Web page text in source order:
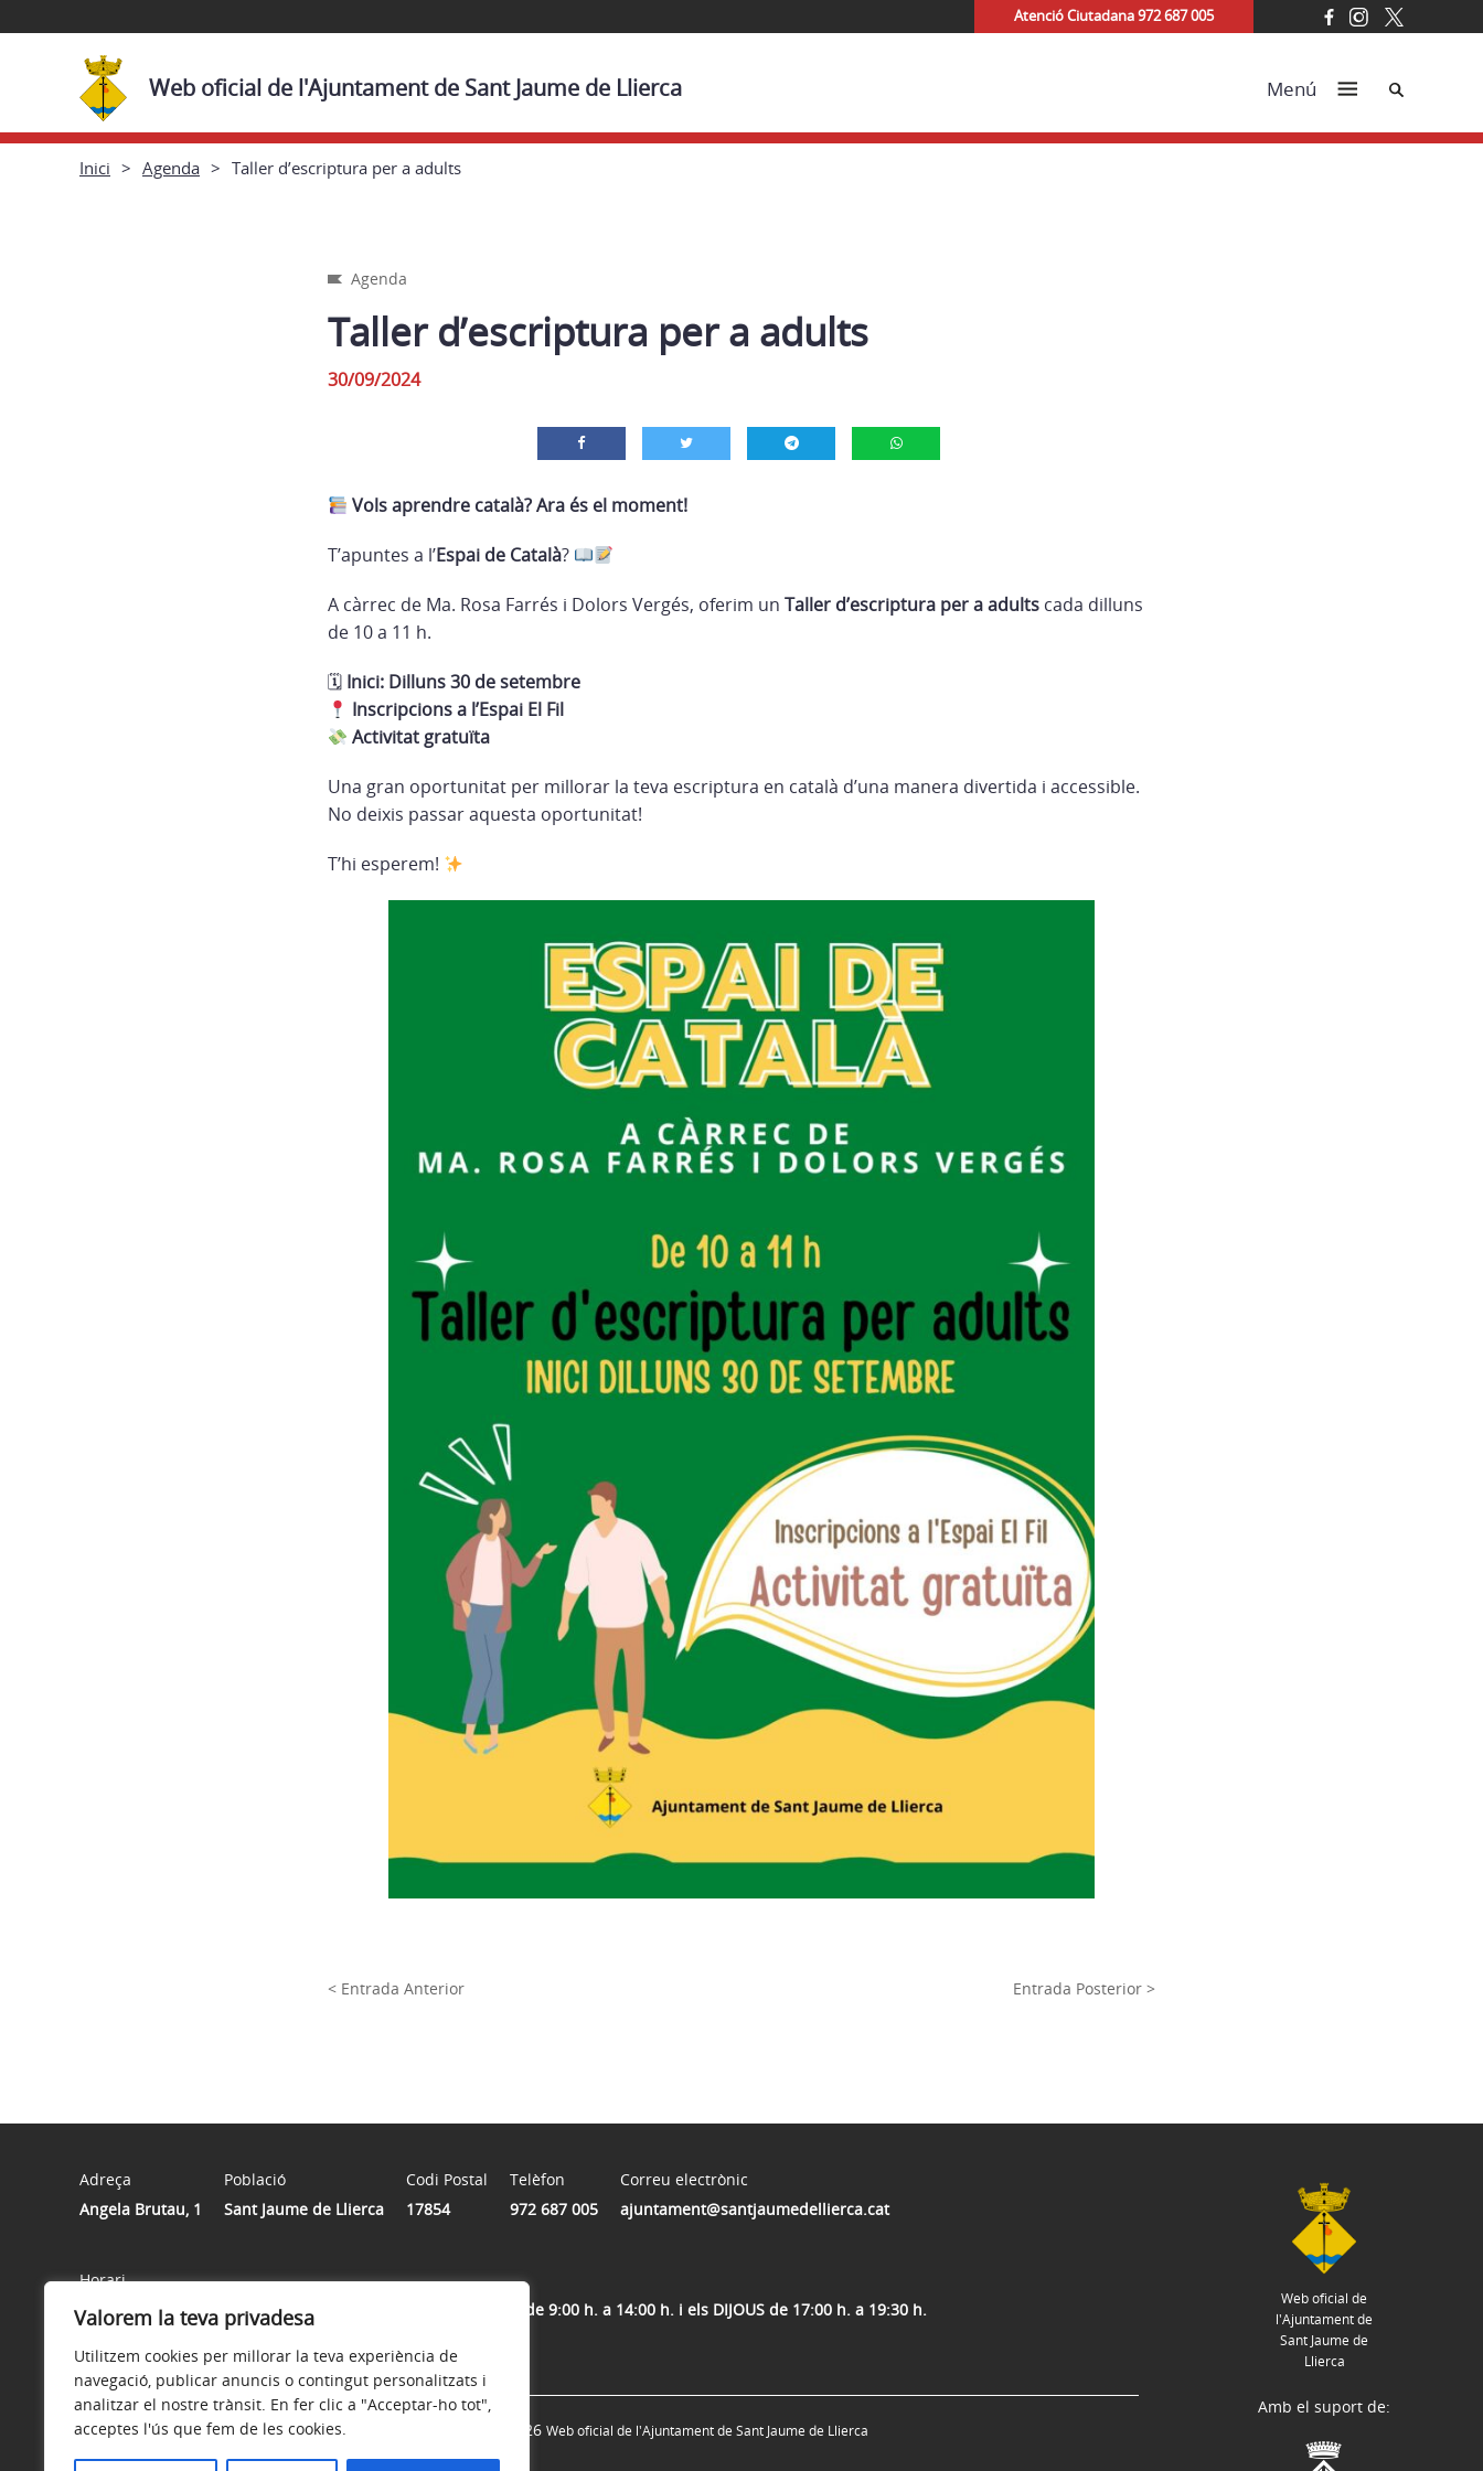
Valorem la teva privadesa
Utilitzem cookies per millorar la teva experiència de
navegació, publicar anuncis o contingut personalitzats i
analitzar el nostre trànsit. En fer clic a "Acceptar-ho tot",
acceptes l'ús que fem de les cookies.
Atenció Ciutadana 972 687 005
Web oficial de l'Ajuntament de Sant Jaume de Llierca Menú Cerca
Inici Agenda Taller d’escriptura per a adults
Agenda
Taller d’escriptura per a adults
30/09/2024
Vols aprendre català? Ara és el moment!
T’apuntes a l’Espai de Català?
A càrrec de Ma. Rosa Farrés i Dolors Vergés, oferim un Taller d’escriptura per a adults cada dilluns
de 10 a 11 h.
🗓 Inici: Dilluns 30 de setembre
Inscripcions a l’Espai El Fil
Activitat gratuïta
Una gran oportunitat per millorar la teva escriptura en català d’una manera divertida i accessible.
No deixis passar aquesta oportunitat!
T’hi esperem!
< Entrada Anterior Entrada Posterior >
Adreça
Angela Brutau, 1
Població
Sant Jaume de Llierca
Codi Postal
17854
Telèfon
972 687 005
Correu electrònic
ajuntament@santjaumedellierca.cat
Horari
Horari de registre de documents: de DILLUNS a DIVENDRES, de 9:00 h. a 14:00 h. i els DIJOUS de 17:00 h. a 19:30 h.
Web oficial de
l'Ajuntament de
Sant Jaume de
Llierca
Avís legal Política de privacitat © 2026 Web oficial de l'Ajuntament de Sant Jaume de Llierca
Amb el suport de: